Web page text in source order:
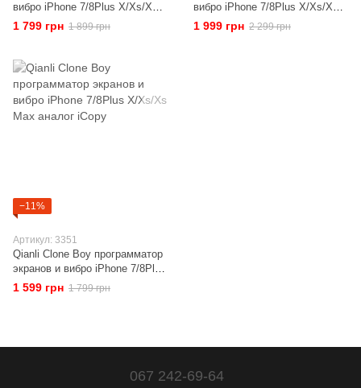
вибро iPhone 7/8Plus X/Xs/Xs
Max
1 799 грн 1 899 грн
вибро iPhone 7/8Plus X/Xs/Xs
Max
1 999 грн 2 299 грн
−11%
Артикул: 3351
Qianli Clone Boy программатор
экранов и вибро iPhone 7/8Plus
X/Xs/Xs Max аналог iCopy
1 599 грн 1 799 грн
067 242-69-64